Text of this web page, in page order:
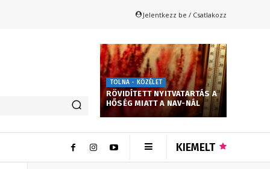
Jelentkezz be / Csatlakozz
TOLNA - KÖZÉLET
RÖVIDÍTETT NYITVATARTÁS A
HŐSÉG MIATT A NAV-NÁL
KIEMELT